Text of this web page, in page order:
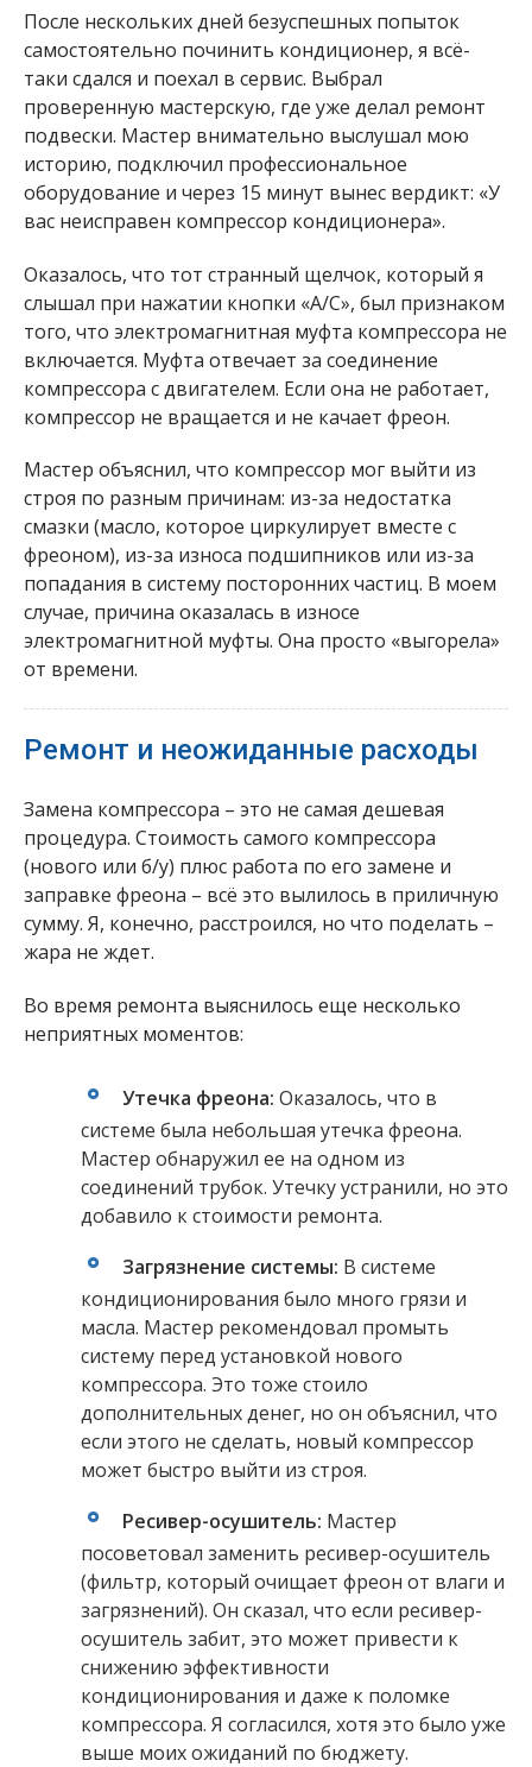
После нескольких дней безуспешных попыток
самостоятельно починить кондиционер, я всё-
таки сдался и поехал в сервис. Выбрал
проверенную мастерскую, где уже делал ремонт
подвески. Мастер внимательно выслушал мою
историю, подключил профессиональное
оборудование и через 15 минут вынес вердикт: «У
вас неисправен компрессор кондиционера».
Оказалось, что тот странный щелчок, который я
слышал при нажатии кнопки «A/C», был признаком
того, что электромагнитная муфта компрессора не
включается. Муфта отвечает за соединение
компрессора с двигателем. Если она не работает,
компрессор не вращается и не качает фреон.
Мастер объяснил, что компрессор мог выйти из
строя по разным причинам: из-за недостатка
смазки (масло, которое циркулирует вместе с
фреоном), из-за износа подшипников или из-за
попадания в систему посторонних частиц. В моем
случае, причина оказалась в износе
электромагнитной муфты. Она просто «выгорела»
от времени.
Ремонт и неожиданные расходы
Замена компрессора – это не самая дешевая
процедура. Стоимость самого компрессора
(нового или б/у) плюс работа по его замене и
заправке фреона – всё это вылилось в приличную
сумму. Я, конечно, расстроился, но что поделать –
жара не ждет.
Во время ремонта выяснилось еще несколько
неприятных моментов:
Утечка фреона: Оказалось, что в
системе была небольшая утечка фреона.
Мастер обнаружил ее на одном из
соединений трубок. Утечку устранили, но это
добавило к стоимости ремонта.
Загрязнение системы: В системе
кондиционирования было много грязи и
масла. Мастер рекомендовал промыть
систему перед установкой нового
компрессора. Это тоже стоило
дополнительных денег, но он объяснил, что
если этого не сделать, новый компрессор
может быстро выйти из строя.
Ресивер-осушитель: Мастер
посоветовал заменить ресивер-осушитель
(фильтр, который очищает фреон от влаги и
загрязнений). Он сказал, что если ресивер-
осушитель забит, это может привести к
снижению эффективности
кондиционирования и даже к поломке
компрессора. Я согласился, хотя это было уже
выше моих ожиданий по бюджету.